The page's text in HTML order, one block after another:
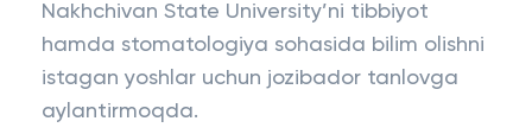
Nakhchivan State University’ni tibbiyot
hamda stomatologiya sohasida bilim olishni
istagan yoshlar uchun jozibador tanlovga
aylantirmoqda.